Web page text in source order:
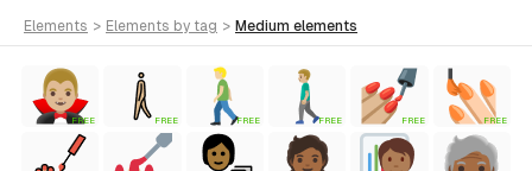
elements > elements by tag > medium elements
FREE FREE FREE FREE FREE FREE